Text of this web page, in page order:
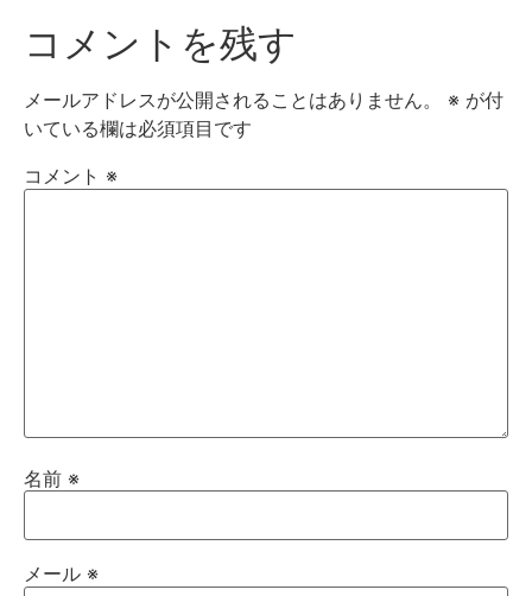
コメントを残す
メールアドレスが公開されることはありません。 ※ が付
いている欄は必須項目です
コメント ※
名前 ※
メール ※